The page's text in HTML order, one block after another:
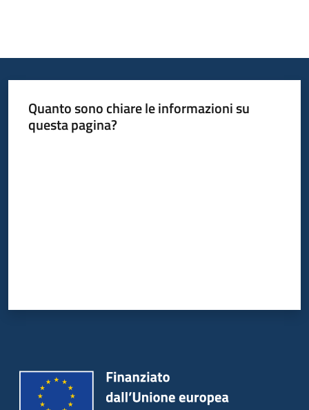
Quanto sono chiare le informazioni su
questa pagina?